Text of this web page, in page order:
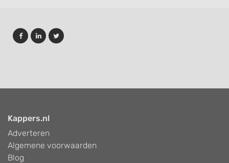
Kappers.nl
Adverteren
Algemene voorwaarden
Blog